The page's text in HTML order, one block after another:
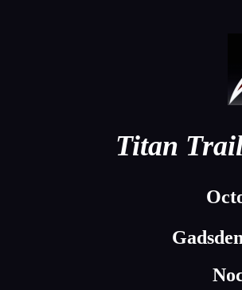
Titan